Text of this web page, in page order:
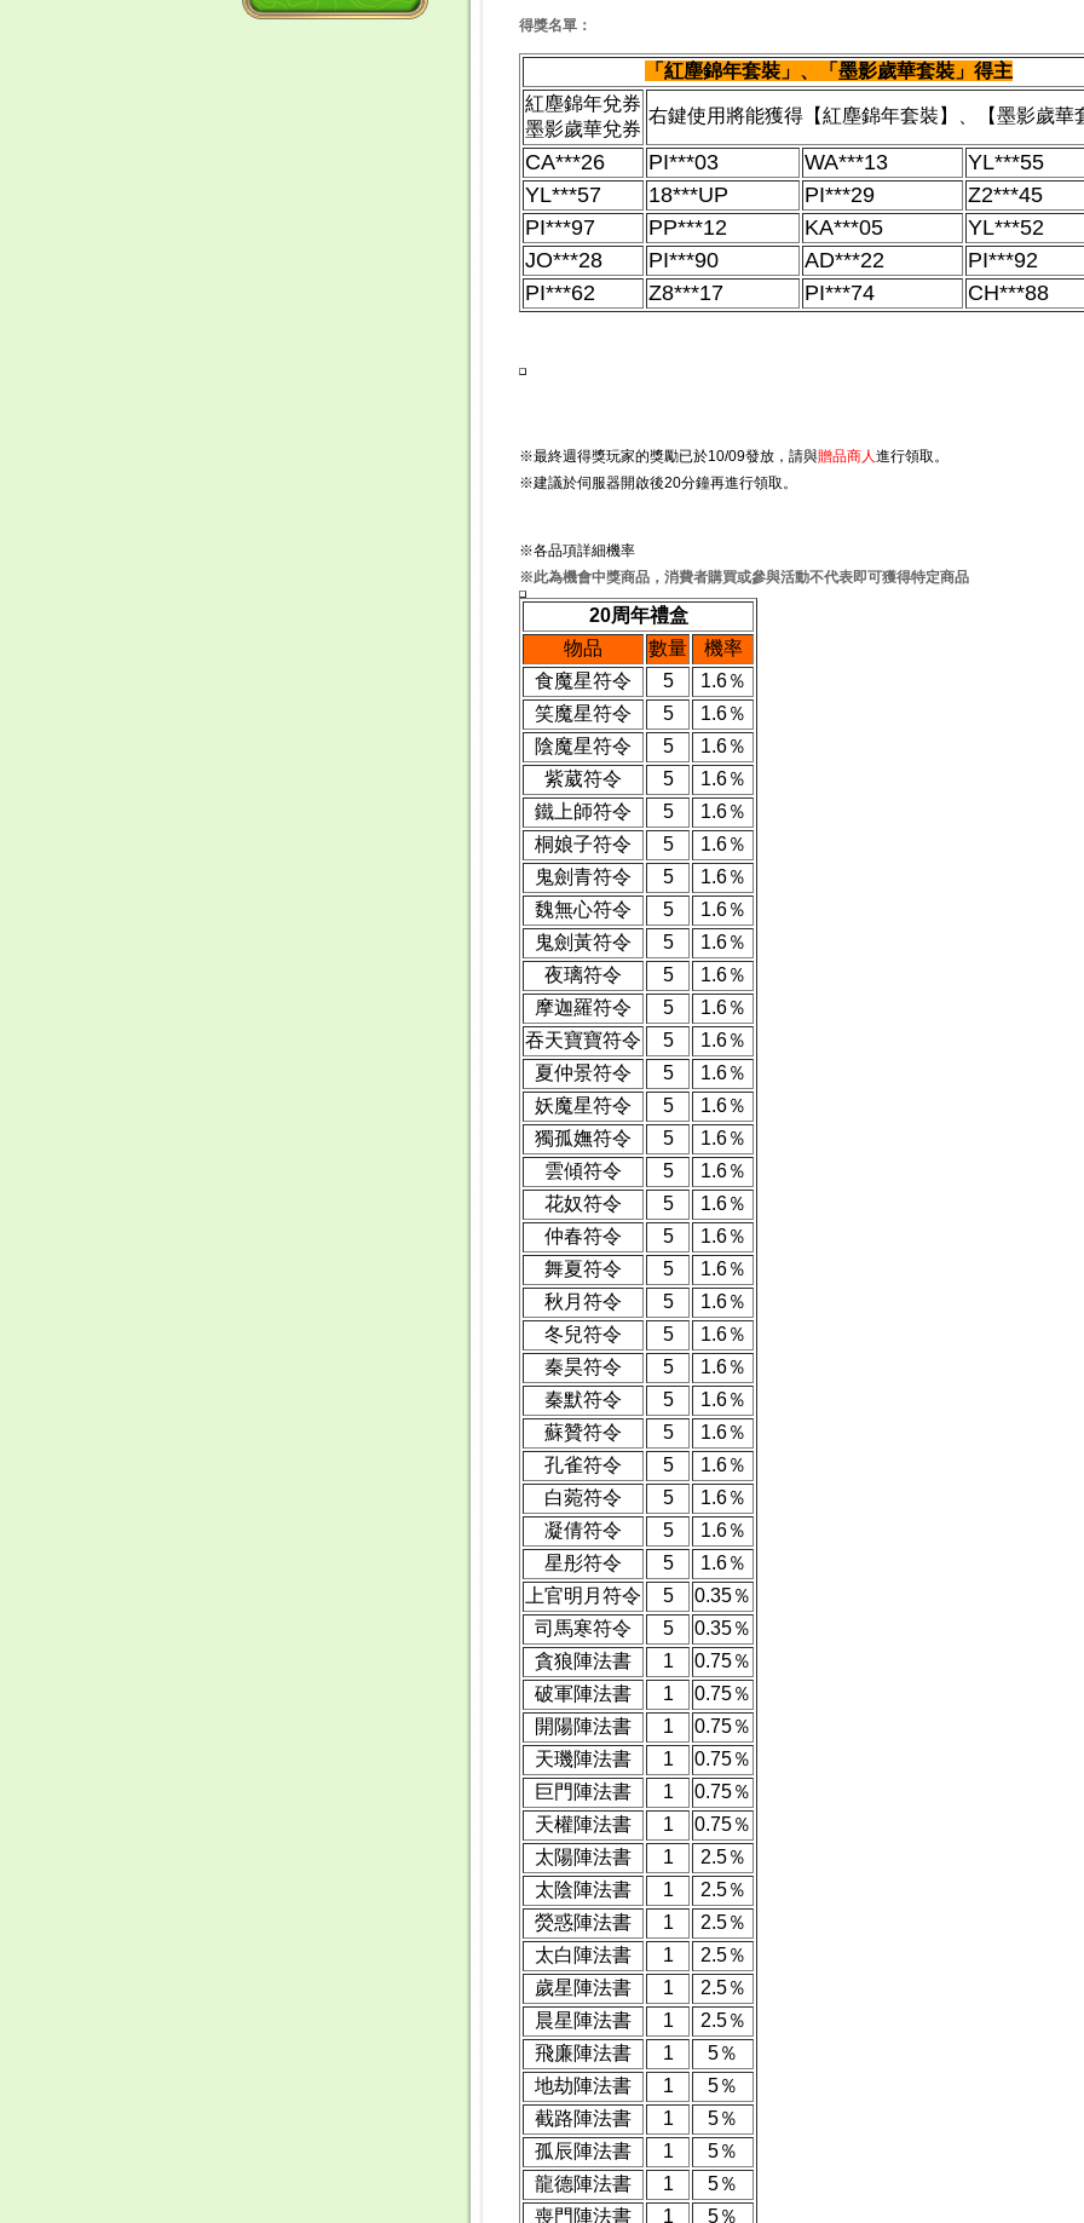
得獎名單：
「紅塵錦年套裝」、「墨影歲華套裝」得主
紅塵錦年兌券
墨影歲華兌券
右鍵使用將能獲得【紅塵錦年套裝】、【墨影歲華
CA***26 PI***03 WA***13
YL***55
YL***57
18***UP PI***29
Z2***45
PI***97
PP***12 KA***05
YL***52
JO***28
PI***90 AD***22
PI***92
PI***62
Z8***17 PI***74 CH***88
※最終週得獎玩家的獎勵已於10/09發放，請與贈品商人進行領取。
※建議於伺服器開啟後20分鐘再進行領取。
※各品項詳細機率
※此為機會中獎商品，消費者購買或參與活動不代表即可獲得特定商品
20周年禮盒
物品
數量
機率
食魔星符令
5
1.6％
笑魔星符令
5
1.6％
陰魔星符令
5
1.6％
紫葳符令
5
1.6％
鐵上師符令
5
1.6％
桐娘子符令
5
1.6％
鬼劍青符令
5
1.6％
魏無心符令
5
1.6％
鬼劍黃符令
5
1.6％
夜璃符令
5
1.6％
摩迦羅符令
5
1.6％
吞天寶寶符令
5
1.6％
夏仲景符令
5
1.6％
妖魔星符令
5
1.6％
獨孤嫵符令
5
1.6％
雲傾符令
5
1.6％
花奴符令
5
1.6％
仲春符令
5
1.6％
舞夏符令
5
1.6％
秋月符令
5
1.6％
冬兒符令
5
1.6％
秦昊符令
5
1.6％
秦默符令
5
1.6％
蘇贊符令
5
1.6％
孔雀符令
5
1.6％
白菀符令
5
1.6％
凝倩符令
5
1.6％
星彤符令
5
1.6％
上官明月符令
5
0.35％
司馬寒符令
5
0.35％
貪狼陣法書
1
0.75％
破軍陣法書
1
0.75％
開陽陣法書
1
0.75％
天璣陣法書
1
0.75％
巨門陣法書
1
0.75％
天權陣法書
1
0.75％
太陽陣法書
1
2.5％
太陰陣法書
1
2.5％
熒惑陣法書
1
2.5％
太白陣法書
1
2.5％
歲星陣法書
1
2.5％
晨星陣法書
1
2.5％
飛廉陣法書
1
5％
地劫陣法書
1
5％
截路陣法書
1
5％
孤辰陣法書
1
5％
龍德陣法書
1
5％
喪門陣法書
1 5％